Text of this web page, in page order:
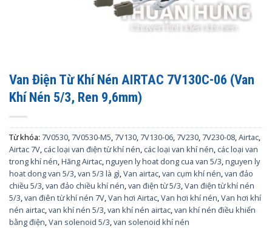
Van Điện Từ Khí Nén AIRTAC 7V130C-06 (Van
Khí Nén 5/3, Ren 9,6mm)
Từ khóa: 7V0530, 7V0530-M5, 7V130, 7V130-06, 7V230, 7V230-08,Airtac,
Airtac 7V, các loại van điện từ khí nén, các loại van khí nén, các loại van
trong khí nén,Hãng Airtac,nguyen ly hoat dong cua van 5/3,nguyen ly
hoat dong van 5/3,van 5/3 là gì,Van airtac,van cụm khí nén,van đảo
chiều 5/3,van đảo chiều khí nén,van điện từ 5/3,Van điện từ khí nén
5/3,van điên từ khí nén 7V,Van hơi Airtac,Van hơi khí nén,Van hơi khí
nén airtac,van khí nén 5/3,van khí nén airtac,van khí nén điều khiển
bằng điện,Van solenoid 5/3,van solenoid khí nén